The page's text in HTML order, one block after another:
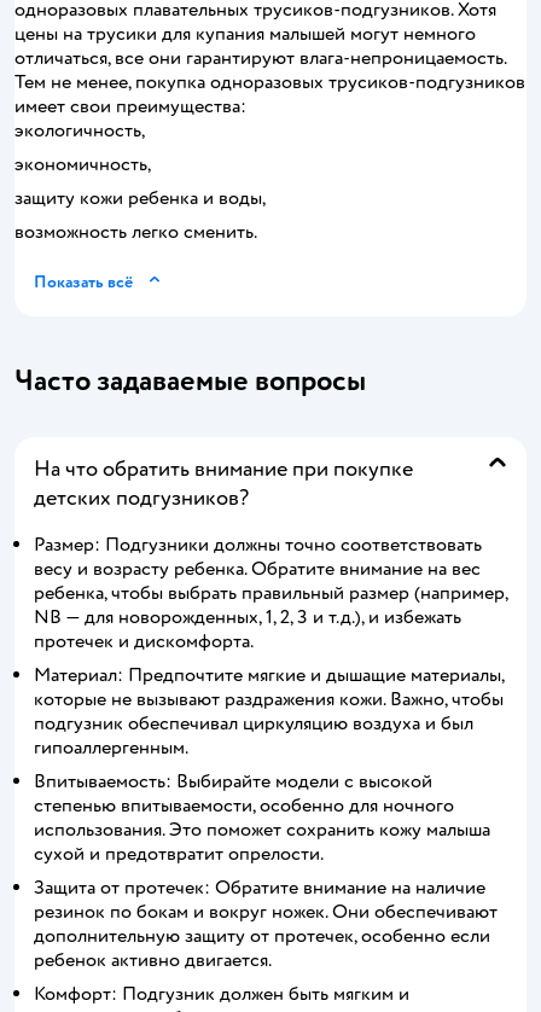
одноразовых плавательных трусиков-подгузников. Хотя
цены на трусики для купания малышей могут немного
отличаться, все они гарантируют влага-непроницаемость.
Тем не менее, покупка одноразовых трусиков-подгузников
имеет свои преимущества:
экологичность,
экономичность,
защиту кожи ребенка и воды,
возможность легко сменить.
Показать всё
Часто задаваемые вопросы
На что обратить внимание при покупке
детских подгузников?
Размер: Подгузники должны точно соответствовать
весу и возрасту ребенка. Обратите внимание на вес
ребенка, чтобы выбрать правильный размер (например,
NB — для новорожденных, 1, 2, 3 и т.д.), и избежать
протечек и дискомфорта.
Материал: Предпочтите мягкие и дышащие материалы,
которые не вызывают раздражения кожи. Важно, чтобы
подгузник обеспечивал циркуляцию воздуха и был
гипоаллергенным.
Впитываемость: Выбирайте модели с высокой
степенью впитываемости, особенно для ночного
использования. Это поможет сохранить кожу малыша
сухой и предотвратит опрелости.
Защита от протечек: Обратите внимание на наличие
резинок по бокам и вокруг ножек. Они обеспечивают
дополнительную защиту от протечек, особенно если
ребенок активно двигается.
Комфорт: Подгузник должен быть мягким и